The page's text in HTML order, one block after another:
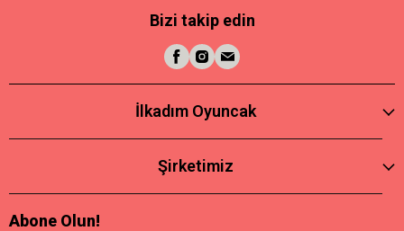
Bizi takip edin
İlkadım Oyuncak
Şirketimiz
Abone Olun!